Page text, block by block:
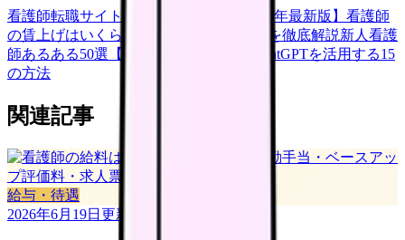
看護師転職サイトランキングTOP5【2026年最新版】 看護師
の賃上げはいくら？2026年度の最新情報を徹底解説新人看護
師あるある50選【共感必至】
看護師がChatGPTを活用する15
の方法
関連記事
給与・待遇
2026年6月19日 更新